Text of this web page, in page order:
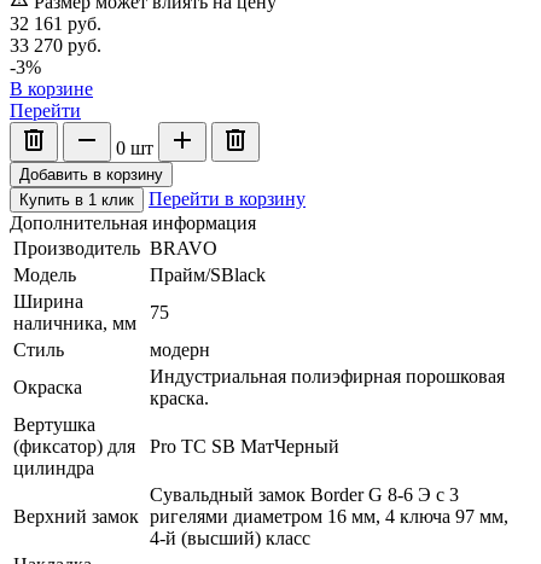
32 161 руб.
33 270 руб.
-3%
В корзине
Перейти
0 шт
Добавить в корзину
Купить в 1 клик
Перейти в корзину
Дополнительная информация
Производитель BRAVO
Модель
Прайм/SBlack
Ширина
наличника, мм
75
Стиль
модерн
Окраска
Индустриальная полиэфирная порошковая
краска.
Вертушка
(фиксатор) для
цилиндра
Pro TC SB МатЧерный
Верхний замок
Сувальдный замок Border G 8-6 Э с 3
ригелями диаметром 16 мм, 4 ключа 97 мм,
4-й (высший) класс